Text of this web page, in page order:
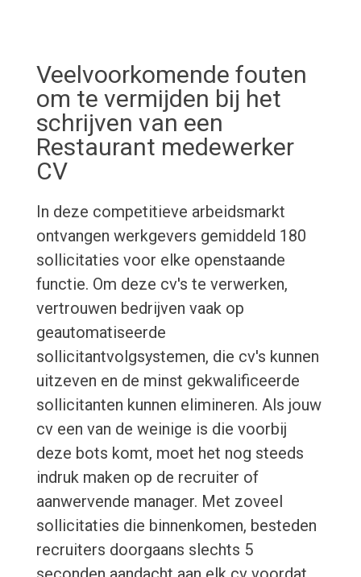
Veelvoorkomende fouten
om te vermijden bij het
schrijven van een
Restaurant medewerker
CV
In deze competitieve arbeidsmarkt
ontvangen werkgevers gemiddeld 180
sollicitaties voor elke openstaande
functie. Om deze cv's te verwerken,
vertrouwen bedrijven vaak op
geautomatiseerde
sollicitantvolgsystemen, die cv's kunnen
uitzeven en de minst gekwalificeerde
sollicitanten kunnen elimineren. Als jouw
cv een van de weinige is die voorbij
deze bots komt, moet het nog steeds
indruk maken op de recruiter of
aanwervende manager. Met zoveel
sollicitaties die binnenkomen, besteden
recruiters doorgaans slechts 5